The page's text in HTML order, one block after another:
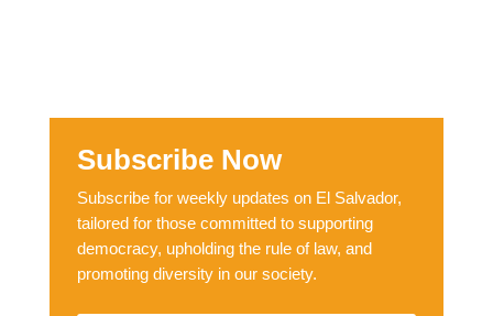
Subscribe Now
Subscribe for weekly updates on El Salvador,
tailored for those committed to supporting
democracy, upholding the rule of law, and
promoting diversity in our society.